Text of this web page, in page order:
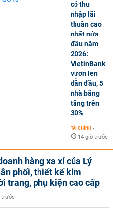
có thu
nhập lãi
thuần cao
nhất nửa
đầu năm
2026:
VietinBank
vươn lên
dẫn đầu, 5
nhà băng
tăng trên
30%
TÀI CHÍNH -
14 giờ trước
hàng xa xỉ của Lý
phối, thiết kế kim
trang, phụ kiện cao cấp
trước